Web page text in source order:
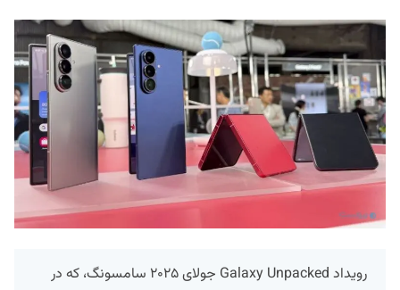
رویداد Galaxy Unpacked جولای ۲۰۲۵ سامسونگ، که در